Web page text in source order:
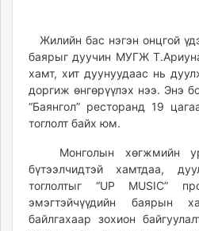
ikon.mn
mnb.mn
Livetv.mn
Eguur.mn
24tsag.mn
shuud.mn
eagle.mn
ergelt.mn
zarig.mn
00:22:31
13:10:24
Жилийн бас нэгэн онцгой
баярыг дуучин МУГЖ
хамт, хит дуунуудаас нь
доргиж өнгөрүүлэх нээ. Энэ
“Баянгол” ресторанд 19
тоглолт байх юм.
Монголын хөгжмийн
бүтээлчидтэй хамтдаа,
тоглолтыг “UP MUSIC”
эмэгтэйчүүдийн баярын
байлгахаар зохион